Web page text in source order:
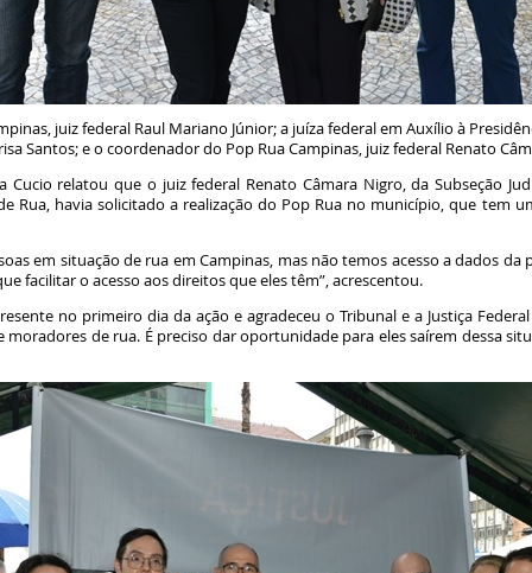
juiz federal Raul Mariano Júnior; a juíza federal em Auxílio à
Santos; e o coordenador do Pop Rua Campinas, juiz federal Renato
Cucio relatou que o juiz federal Renato Câmara Nigro, da Subseção
Rua, havia solicitado a realização do Pop Rua no município, que tem
em situação de rua em Campinas, mas não temos acesso a dados
facilitar o acesso aos direitos que eles têm”, acrescentou.
no primeiro dia da ação e agradeceu o Tribunal e a Justiça
de rua. É preciso dar oportunidade para eles saírem dessa